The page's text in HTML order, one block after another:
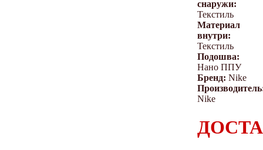
снаружи:
Текстиль
Материал
внутри:
Текстиль
Подошва:
Нано ППУ
Бренд: Nike
Nike